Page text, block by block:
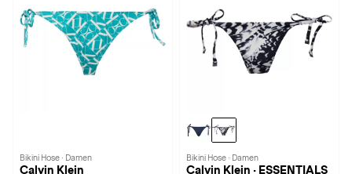
Bikini Hose · Damen
Calvin Klein
Bikini Hose · Damen
Calvin Klein · ESSENTIALS